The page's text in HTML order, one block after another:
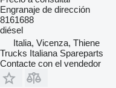
Engranaje de dirección
8161688
diésel
Italia, Vicenza, Thiene
Trucks Italiana Spareparts
Contacte con el vendedor